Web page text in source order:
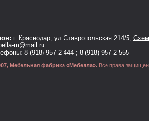
г. Краснодар, ул.Ставропольская 214/5,
m@mail.ru
8 (918) 957-2-444 ; 8 (918) 957-2-555
Мебельная фабрика «Мебелла».Все права